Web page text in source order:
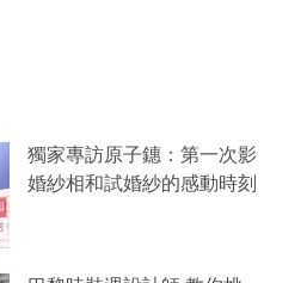
獨家專訪原子鏸：第一次影
婚紗相和試婚紗的感動時刻